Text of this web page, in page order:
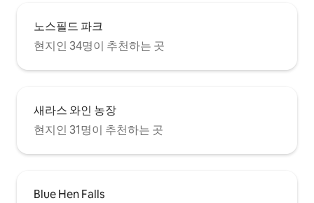
노스필드 파크
현지인 34명이 추천하는 곳
새라스 와인 농장
현지인 31명이 추천하는 곳
Blue Hen Falls